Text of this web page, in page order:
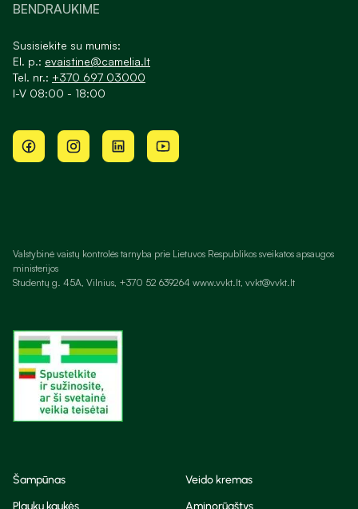
BENDRAUKIME
Susisiekite su mumis:
El. p.: evaistine@camelia.lt
Tel. nr.: +370 697 03000
I-V 08:00 - 18:00
Valstybinė vaistų kontrolės tarnyba prie Lietuvos Respublikos sveikatos apsaugos
ministerijos
Studentų g. 45A, Vilnius, +370 52 639264 www.vvkt.lt, vvkt@vvkt.lt
Šampūnas
Veido kremas
Plaukų kaukės
Aminorūgštys